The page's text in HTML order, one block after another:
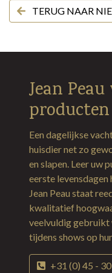
TERUG NAAR
Jean
producten
Een dagelijkse
huisdier net zo
en slapen. Leer uw
eerste
Jean Peau staat
kwalitatief
veelvuldig gebruikt
tijdens shows op
+31 (0) 45 -